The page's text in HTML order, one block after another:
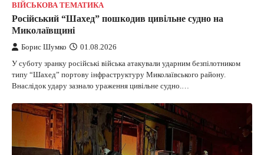
ВІЙСЬКОВА ТЕМАТИКА
Російський “Шахед” пошкодив цивільне судно на
Миколаївщині
Борис Шумко 01.08.2026
У суботу зранку російські війська атакували ударним безпілотником
типу “Шахед” портову інфраструктуру Миколаївського району.
Внаслідок удару зазнало ураження цивільне судно.…